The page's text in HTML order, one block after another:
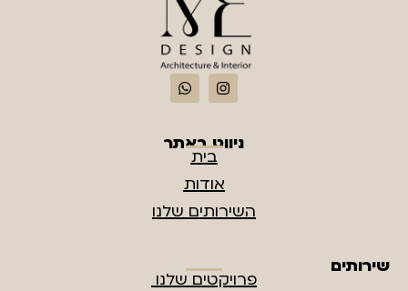
ניווט באתר
בית
אודות
השירותים שלנו
שירותים
פרויקטים שלנו